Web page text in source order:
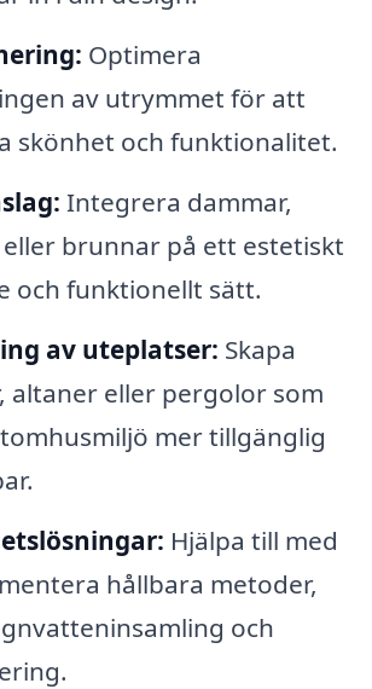
Optimera
av utrymmet för att
skönhet och funktionalitet.
Integrera dammar,
brunnar på ett estetiskt
och funktionellt sätt.
av uteplatser: Skapa
altaner eller pergolor som
mer tillgänglig
Hjälpa till med
hållbara metoder,
och